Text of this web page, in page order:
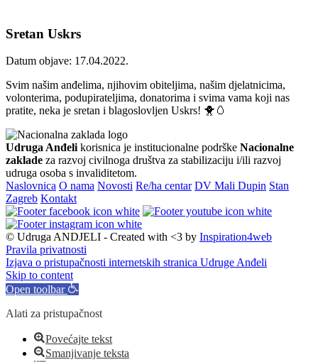
Sretan Uskrs
Datum objave: 17.04.2022.
Svim našim anđelima, njihovim obiteljima, našim djelatnicima,
volonterima, podupirateljima, donatorima i svima vama koji nas
pratite, neka je sretan i blagoslovljen Uskrs! 🐥🥚
Udruga Anđeli korisnica je institucionalne podrške Nacionalne
zaklade za razvoj civilnoga društva za stabilizaciju i/ili razvoj
udruga osoba s invaliditetom.
Naslovnica O nama Novosti Re/ha centar DV Mali Dupin Stan
Zagreb Kontakt
© Udruga ANDJELI - Created with <3 by Inspiration4web
Pravila privatnosti
Izjava o pristupačnosti internetskih stranica Udruge Anđeli
Skip to content
Open toolbar
Alati za pristupačnost
Povećajte tekst
Smanjivanje teksta